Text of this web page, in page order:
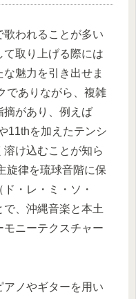
われることが多い
て取り上げる際には
魅力を引き出せま
でありながら、複雑
摘があり、例えば
11thを加えたテンシ
溶け込むことが知ら
旋律を琉球音階に保
・レ・ミ・ソ・
、沖縄音楽と本土
ニーテクスチャー
ノやギターを用い